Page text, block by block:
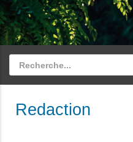
Redaction